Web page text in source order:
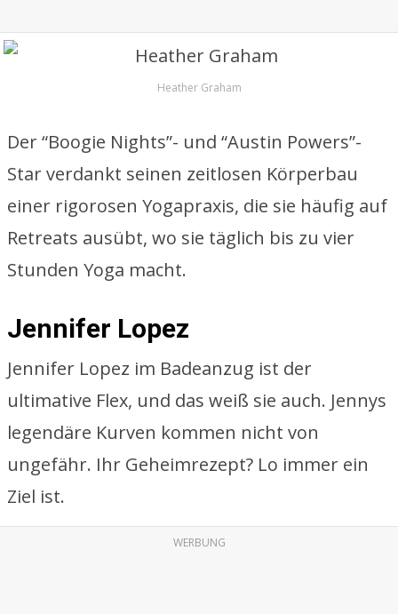
Heather Graham
Der “Boogie Nights”- und “Austin Powers”-
Star verdankt seinen zeitlosen Körperbau
einer rigorosen Yogapraxis, die sie häufig auf
Retreats ausübt, wo sie täglich bis zu vier
Stunden Yoga macht.
Jennifer Lopez
Jennifer Lopez im Badeanzug ist der
ultimative Flex, und das weiß sie auch. Jennys
legendäre Kurven kommen nicht von
ungefähr. Ihr Geheimrezept? Lo immer ein
Ziel ist.
WERBUNG